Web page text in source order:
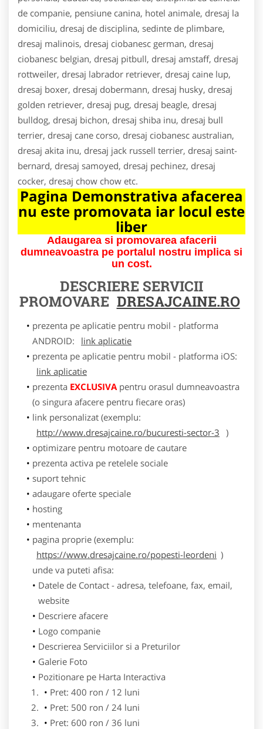
de companie, pensiune canina, hotel animale, dresaj la
domiciliu, dresaj de disciplina, sedinte de plimbare,
dresaj malinois, dresaj ciobanesc german, dresaj
ciobanesc belgian, dresaj pitbull, dresaj amstaff, dresaj
rottweiler, dresaj labrador retriever, dresaj caine lup,
dresaj boxer, dresaj dobermann, dresaj husky, dresaj
golden retriever, dresaj pug, dresaj beagle, dresaj
bulldog, dresaj bichon, dresaj shiba inu, dresaj bull
terrier, dresaj cane corso, dresaj ciobanesc australian,
dresaj akita inu, dresaj jack russell terrier, dresaj saint-
bernard, dresaj samoyed, dresaj pechinez, dresaj
cocker, dresaj chow chow etc.
Pagina Demonstrativa afacerea
nu este promovata iar locul este
liber
Adaugarea si promovarea afacerii
dumneavoastra pe portalul nostru implica si
un cost.
DESCRIERE SERVICII
PROMOVARE DRESAJCAINE.RO
prezenta pe aplicatie pentru mobil - platforma
ANDROID:
link aplicatie
prezenta pe aplicatie pentru mobil - platforma iOS:
link aplicatie
prezenta EXCLUSIVApentru orasul dumneavoastra
(o singura afacere pentru fiecare oras)
link personalizat (exemplu:
http://www.dresajcaine.ro/bucuresti-sector-3 )
optimizare pentru motoare de cautare
prezenta activa pe retelele sociale
suport tehnic
adaugare oferte speciale
hosting
mentenanta
pagina proprie (exemplu:
https://www.dresajcaine.ro/popesti-leordeni )
unde va puteti afisa:
Datele de Contact - adresa, telefoane, fax, email,
website
Descriere afacere
Logo companie
Descrierea Serviciilor si a Preturilor
Galerie Foto
Pozitionare pe Harta Interactiva
Pret: 400 ron / 12 luni
Pret: 500 ron / 24 luni
Pret: 600 ron / 36 luni